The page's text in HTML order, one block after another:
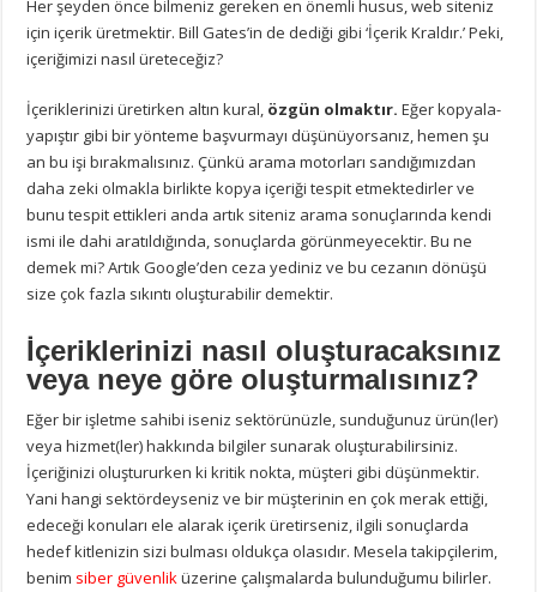
Her şeyden önce bilmeniz gereken en önemli husus, web siteniz
için içerik üretmektir. Bill Gates’in de dediği gibi ‘İçerik Kraldır.’ Peki,
içeriğimizi nasıl üreteceğiz?
İçeriklerinizi üretirken altın kural, özgün olmaktır. Eğer kopyala-
yapıştır gibi bir yönteme başvurmayı düşünüyorsanız, hemen şu
an bu işi bırakmalısınız. Çünkü arama motorları sandığımızdan
daha zeki olmakla birlikte kopya içeriği tespit etmektedirler ve
bunu tespit ettikleri anda artık siteniz arama sonuçlarında kendi
ismi ile dahi aratıldığında, sonuçlarda görünmeyecektir. Bu ne
demek mi? Artık Google’den ceza yediniz ve bu cezanın dönüşü
size çok fazla sıkıntı oluşturabilir demektir.
İçeriklerinizi nasıl oluşturacaksınız
veya neye göre oluşturmalısınız?
Eğer bir işletme sahibi iseniz sektörünüzle, sunduğunuz ürün(ler)
veya hizmet(ler) hakkında bilgiler sunarak oluşturabilirsiniz.
İçeriğinizi oluştururken ki kritik nokta, müşteri gibi düşünmektir.
Yani hangi sektördeyseniz ve bir müşterinin en çok merak ettiği,
edeceği konuları ele alarak içerik üretirseniz, ilgili sonuçlarda
hedef kitlenizin sizi bulması oldukça olasıdır. Mesela takipçilerim,
benim siber güvenliküzerine çalışmalarda bulunduğumu bilirler.